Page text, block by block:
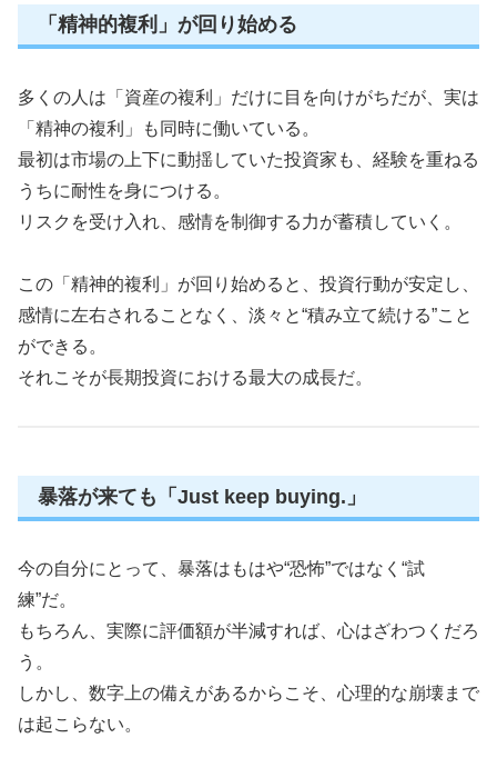
「精神的複利」が回り始める
多くの人は「資産の複利」だけに目を向けがちだが、実は
「精神の複利」も同時に働いている。
最初は市場の上下に動揺していた投資家も、経験を重ねる
うちに耐性を身につける。
リスクを受け入れ、感情を制御する力が蓄積していく。
この「精神的複利」が回り始めると、投資行動が安定し、
感情に左右されることなく、淡々と“積み立て続ける”こと
ができる。
それこそが長期投資における最大の成長だ。
暴落が来ても「Just keep buying.」
今の自分にとって、暴落はもはや“恐怖”ではなく“試
練”だ。
もちろん、実際に評価額が半減すれば、心はざわつくだろ
う。
しかし、数字上の備えがあるからこそ、心理的な崩壊まで
は起こらない。